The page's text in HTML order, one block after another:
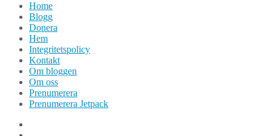
Home
Blogg
Donera
Hem
Integritetspolicy
Kontakt
Om bloggen
Om oss
Prenumerera
Prenumerera Jetpack